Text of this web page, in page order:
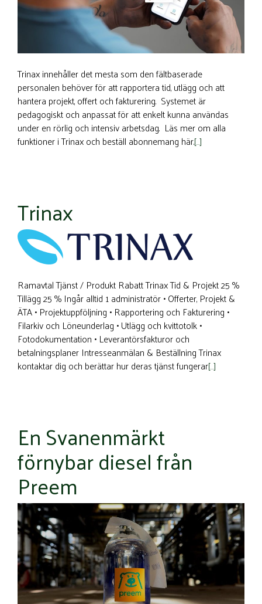
Trinax innehåller det mesta som den fältbaserade
personalen behöver för att rapportera tid, utlägg och att
hantera projekt, offert och fakturering. Systemet är
pedagogiskt och anpassat för att enkelt kunna användas
under en rörlig och intensiv arbetsdag. Läs mer om alla
funktioner i Trinax och beställ abonnemang här.[…]
Trinax
Ramavtal Tjänst / Produkt Rabatt Trinax Tid & Projekt 25 %
Tillägg 25 % Ingår alltid 1 administratör • Offerter, Projekt &
ÄTA • Projektuppföljning • Rapportering och Fakturering •
Filarkiv och Löneunderlag • Utlägg och kvittotolk •
Fotodokumentation • Leverantörsfakturor och
betalningsplaner Intresseanmälan & Beställning Trinax
kontaktar dig och berättar hur deras tjänst fungerar[…]
En Svanenmärkt
förnybar diesel från
Preem